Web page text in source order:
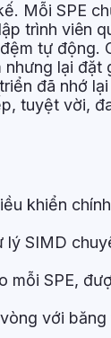
Mỗi SPE
trình viên
tự động.
lại đặt
đã nhớ
tuyệt vời,
khiển
lý SIMD
mỗi SPE,
với